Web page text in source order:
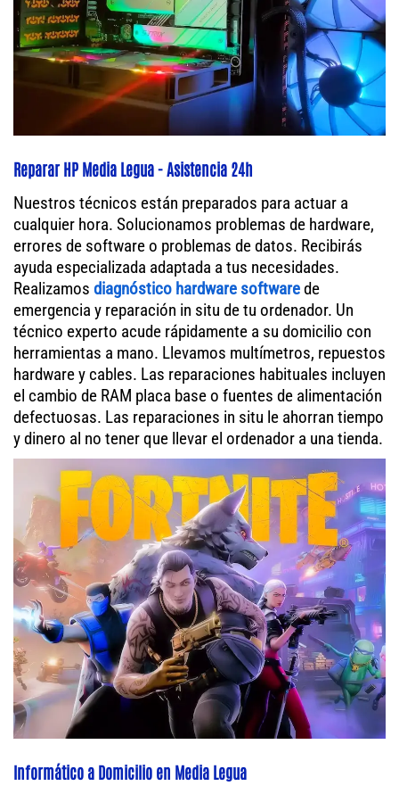
Reparar HP Media Legua - Asistencia 24h
Nuestros técnicos están preparados para actuar a
cualquier hora. Solucionamos problemas de hardware,
errores de software o problemas de datos. Recibirás
ayuda especializada adaptada a tus necesidades.
Realizamos diagnóstico hardware softwarede
emergencia y reparación in situ de tu ordenador. Un
técnico experto acude rápidamente a su domicilio con
herramientas a mano. Llevamos multímetros, repuestos
hardware y cables. Las reparaciones habituales incluyen
el cambio de RAM placa base o fuentes de alimentación
defectuosas. Las reparaciones in situ le ahorran tiempo
y dinero al no tener que llevar el ordenador a una tienda.
Informático a Domicilio en Media Legua